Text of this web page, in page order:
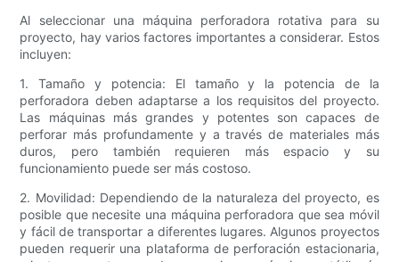
Al seleccionar una máquina perforadora rotativa para su
proyecto, hay varios factores importantes a considerar. Estos
incluyen:
1. Tamaño y potencia: El tamaño y la potencia de la
perforadora deben adaptarse a los requisitos del proyecto.
Las máquinas más grandes y potentes son capaces de
perforar más profundamente y a través de materiales más
duros, pero también requieren más espacio y su
funcionamiento puede ser más costoso.
2. Movilidad: Dependiendo de la naturaleza del proyecto, es
posible que necesite una máquina perforadora que sea móvil
y fácil de transportar a diferentes lugares. Algunos proyectos
pueden requerir una plataforma de perforación estacionaria,